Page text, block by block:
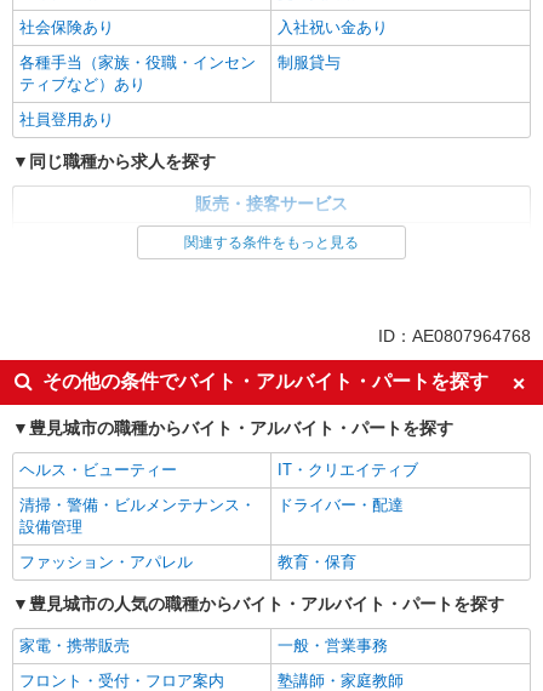
社会保険あり
入社祝い金あり
各種手当（家族・役職・インセン
ティブなど）あり
制服貸与
社員登用あり
同じ職種から求人を探す
販売・接客サービス
英語が活かせる
ボーナス・賞与あり
車通勤OK
交通費支給
社会保険あり
社員登用あり
関連する条件をもっと見る
ID：AE0807964768
その他の条件でバイト・アルバイト・パートを探す
豊見城市の職種からバイト・アルバイト・パートを探す
ヘルス・ビューティー
IT・クリエイティブ
清掃・警備・ビルメンテナンス・
設備管理
ドライバー・配達
ファッション・アパレル 教育・保育
豊見城市の人気の職種からバイト・アルバイト・パートを探す
家電・携帯販売
一般・営業事務
フロント・受付・フロア案内
塾講師・家庭教師